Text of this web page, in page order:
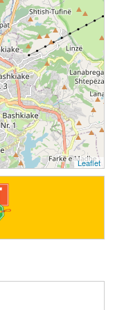
Leaflet